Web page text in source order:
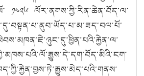
༡༤༢༦ ལོར་ནགས་ཀྱི་རིན་ཆེན་བོད་ལ་